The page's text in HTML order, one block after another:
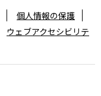
個人情報の保護
ウェブアクセシビリテ